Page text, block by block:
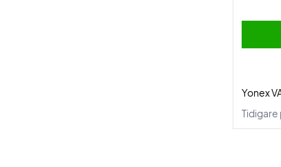
Yonex
Tidigare